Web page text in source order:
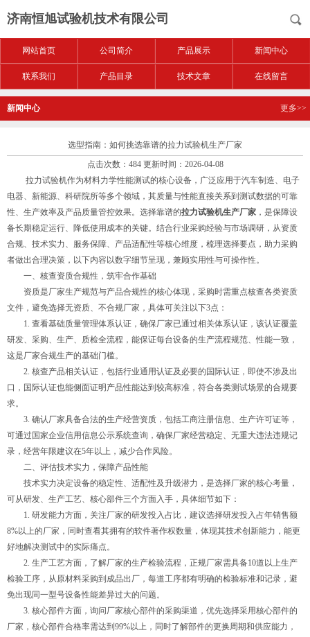
济南恒旭试验机技术有限公司
网站首页 公司简介 产品展示 新闻中心
联系我们 产品目录 技术文章 在线留言
新闻中心 更多>>
选型指南：如何挑选靠谱的拉力试验机生产厂家
点击次数：484 更新时间：2026-04-08
拉力试验机作为材料力学性能测试的核心设备，广泛应用于汽车制造、电子
电器、新能源、科研院所等多个领域，其质量与性能直接关系到测试数据的可靠
性、生产效率及产品质量管控效果。选择靠谱的拉力试验机生产厂家 ，是保障设
备长期稳定运行、降低使用成本的关键。结合行业采购经验与市场调研，从资质
合规、技术实力、服务保障、产品适配性等核心维度，梳理选择要点，助力采购
者做出合理决策，以下内容以数字细节呈现，兼顾实用性与可操作性。
一、核查资质合规性，筑牢合作基础
资质是厂家生产规范与产品合规性的核心体现，采购时需重点核查各类资质
文件，避免选择无资质、不合规厂家，具体可关注以下3点：
1. 查看基础质量管理体系认证，确保厂家已通过相关体系认证，该认证覆盖
研发、采购、生产、质检全流程，能保证每台设备的生产流程规范、性能一致，
这是厂家合规生产的基础门槛。
2. 核查产品相关认证，包括行业通用认证及必要的国际认证，即使不涉及出
口，国际认证也能侧面证明产品性能达到较高标准，符合各类测试场景的合规要
求。
3. 确认厂家具备合法的生产经营资质，包括工商注册信息、生产许可证等，
可通过国家企业信用信息公示系统查询，确保厂家经营稳定、无重大违法违规记
录，经营年限建议在5年以上，减少合作风险。
二、评估技术实力，保障产品性能
技术实力决定设备的稳定性、适配性及升级潜力，是选择厂家的核心考量，
可从研发、生产工艺、核心部件三个方面入手，具体细节如下：
1. 研发能力方面，关注厂家的研发投入占比，建议选择研发投入占年销售额
8%以上的厂家，同时查看其拥有的软件著作权数量，体现其技术创新能力，能更
好地解决测试中的实际痛点。
2. 生产工艺方面，了解厂家的生产检验流程，正规厂家需具备10道以上生产
检验工序，从原材料采购到成品出厂，每道工序都有明确的检验标准和记录，避
免出现同一型号设备性能差异过大的问题。
3. 核心部件方面，询问厂家核心部件的采购渠道，优先选择采用核心部件的
厂家，核心部件合格率需达到99%以上，同时了解部件的更换周期和供应能力，